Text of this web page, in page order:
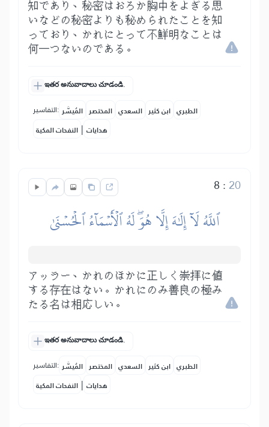
知であり、秘密はおろか胸中をよぎる思
いなどの秘密よりも秘められたことを知
っており、かれにとって不鮮明なことは
何一つないのである。
ఇతర అనువాదాలు చూడండి.
التفاسير: المُيسَّر المختصر السعدي ابن كثير الطبري
النفحات المكية | هدايات
8 : 20
ٱللَّهُ لَآ إِلَٰهَ إِلَّا هُوَۖ لَهُ ٱلۡأَسۡمَآءُ ٱلۡحُسۡنَىٰ
アッラー、かれのほかに正しく崇拝に値
する存在はない。かれにのみ善良の極み
たる名は相応しい。
ఇతర అనువాదాలు చూడండి.
التفاسير: المُيسَّر المختصر السعدي ابن كثير الطبري
النفحات المكية | هدايات